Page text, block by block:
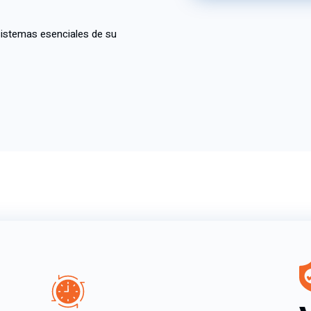
esenciales de su